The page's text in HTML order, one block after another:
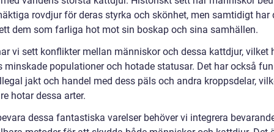
rovdjur för deras styrka och skönhet, men samtidigt har
dem som farliga hot mot sin boskap och sina samhällen.
vi sett konflikter mellan människor och dessa kattdjur, vilket
minskade populationer och hotade statusar. Det har också
jakt och handel med dess päls och andra kroppsdelar,
hotar dessa arter.
dessa fantastiska varelser behöver vi integrera